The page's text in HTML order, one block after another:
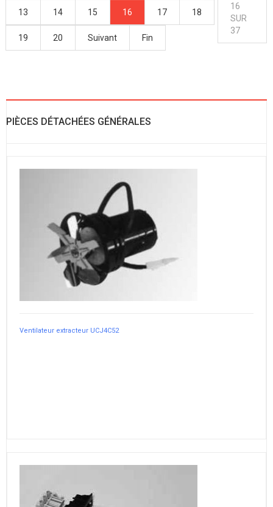
13 14 15 16 17 18
19 20 Suivant Fin
16
SUR
37
PIÈCES DÉTACHÉES GÉNÉRALES
Ventilateur extracteur UCJ4C52